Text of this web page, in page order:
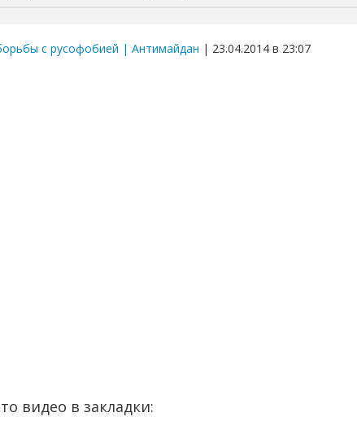
с русофобией | Антимайдан | 23.04.2014 в 23:07
видео в закладки: